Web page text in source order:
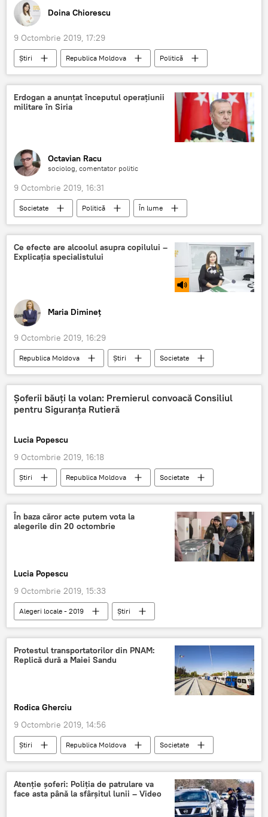
Doina Chiorescu
9 Octombrie 2019, 17:29
Știri Republica Moldova
Politică
angajat
guvern detalii
Erdogan a anunțat începutul operațiunii
militare în Siria
Octavian Racu
sociolog, comentator politic
9 Octombrie 2019, 16:31
Societate Politică
În lume
Turcia
Siria
Erdogan
operatiune militara
Ce efecte are alcoolul asupra copilului –
Explicația specialistului
Maria Dimineț
9 Octombrie 2019, 16:29
Republica Moldova Știri
Societate
Sănătate
Podcasturi Podcasturi
Șoferii băuți la volan: Premierul convoacă Consiliul
pentru Siguranța Rutieră
Lucia Popescu
9 Octombrie 2019, 16:18
Știri Republica Moldova
Societate
accident
șofer stare de ebrietate
În baza căror acte putem vota la
alegerile din 20 octombrie
Lucia Popescu
9 Octombrie 2019, 15:33
Alegeri locale - 2019
Știri
Republica Moldova
Informații
Societate
alegeri
scrutin
secție de votare
lista electorală
Protestul transportatorilor din PNAM:
Replică dură a Maiei Sandu
Rodica Gherciu
9 Octombrie 2019, 14:56
Știri Republica Moldova
Societate
Protest
Maia Sandu
condiții dure
Condiții inumane
Atenție șoferi: Poliția de patrulare va
face asta până la sfârșitul lunii – Video